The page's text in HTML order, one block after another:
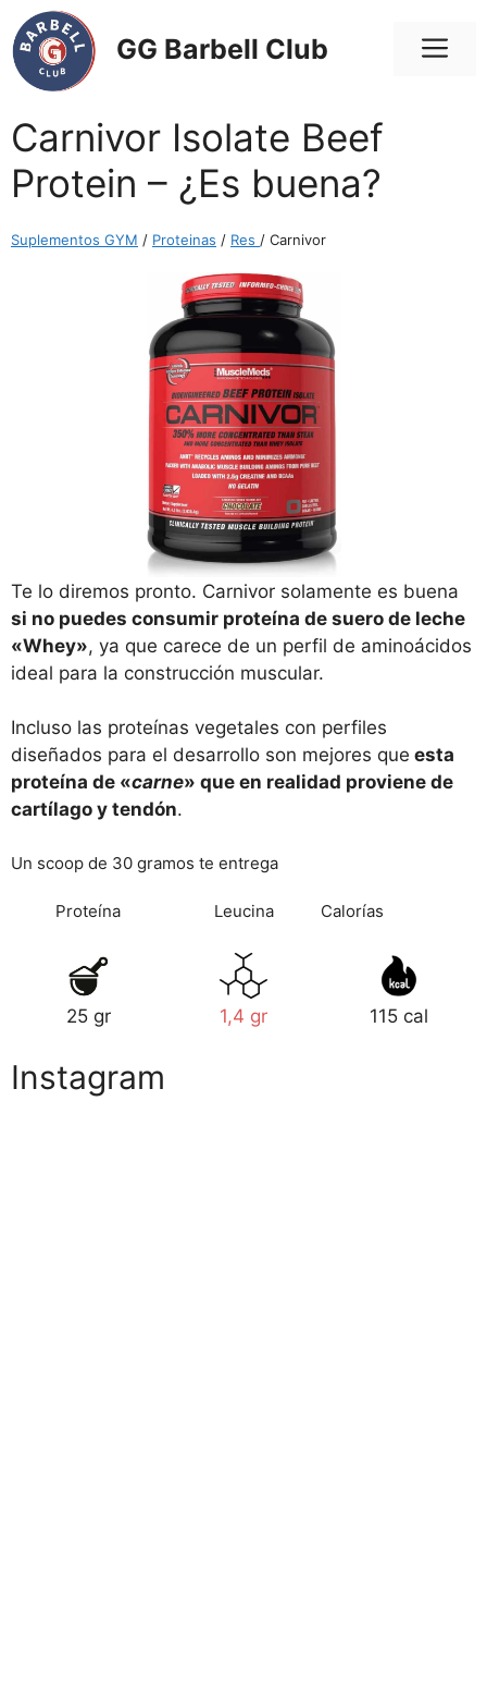
Saltar
al
contenido
GG Barbell Club
Carnivor Isolate Beef
Protein – ¿Es buena?
Suplementos GYM / Proteinas / Res / Carnivor
Te lo diremos pronto. Carnivor solamente es buena
si no puedes consumir proteína de suero de leche
«Whey», ya que carece de un perfil de aminoácidos
ideal para la construcción muscular.
Incluso las proteínas vegetales con perfiles
diseñados para el desarrollo son mejores que esta
proteína de «carne» que en realidad proviene de
cartílago y tendón.
Un scoop de 30 gramos te entrega
Proteína
25 gr
Leucina
1,4 gr
Calorías
115 cal
Instagram